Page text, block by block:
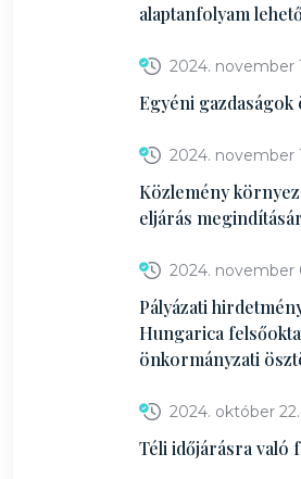
alaptanfolyam
2024. november
Egyéni gazdaságok
2024. november
Közlemény
eljárás
2024. november
Pályázati
Hungarica
önkormányzati
2024. október 22.
Téli időjárásra való